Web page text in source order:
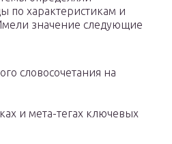
по характеристикам и
значение следующие
словосочетания на
и мета-тегах ключевых